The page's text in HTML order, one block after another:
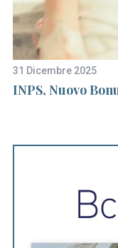
31 Dicembre 2025
INPS, Nuovo